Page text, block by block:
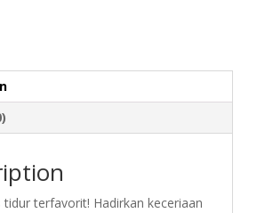
tidur terfavorit! Hadirkan keceriaan